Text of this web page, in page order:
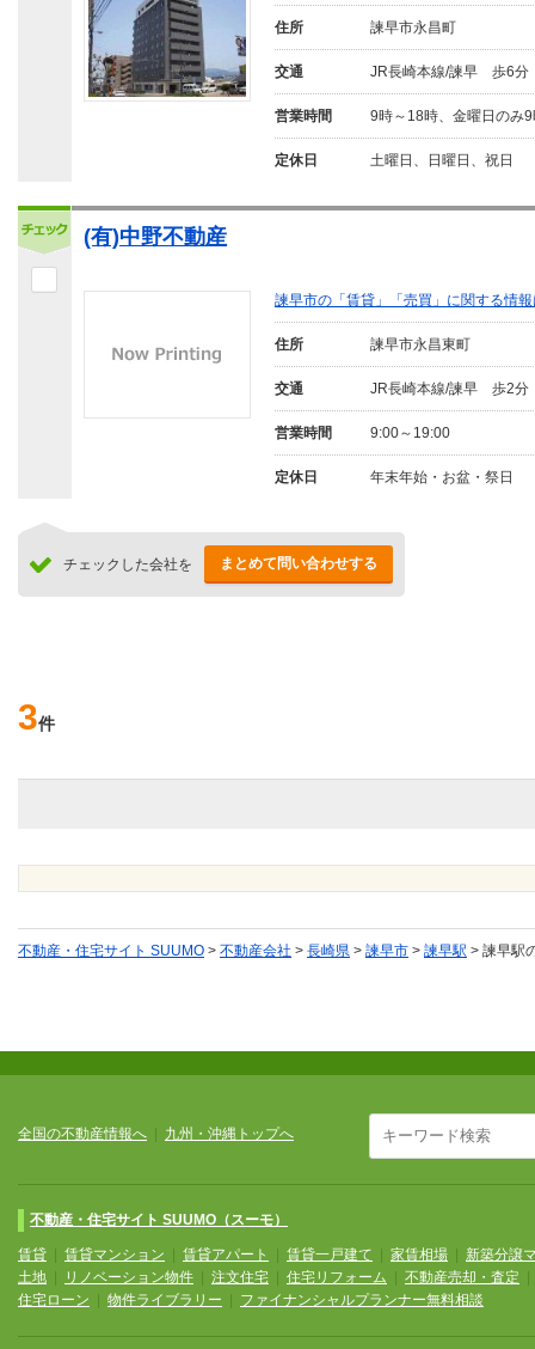
住所 諫早市永昌町
交通 JR長崎本線/諫早 歩6分
営業時間 9時～18時、金曜日のみ
定休日 土曜日、日曜日、祝日
(有)中野不動産
諫早市の「賃貸」「売買」に関する情
住所 諫早市永昌東町
交通 JR長崎本線/諫早 歩2分
営業時間 9:00～19:00
定休日 年末年始・お盆・祭日
チェックした会社を まとめて問い合わせする
3件
不動産・住宅サイト SUUMO > 不動産会社 > 長崎県 > 諫早市 > 諫早駅 > 諫早駅
全国の不動産情報へ 九州・沖縄トップへ
不動産・住宅サイト SUUMO（スーモ）
賃貸 賃貸マンション 賃貸アパート 賃貸一戸建て 家賃相場
新築分譲
土地
リノベーション物件 注文住宅 住宅リフォーム 不動産売却・査定
住宅ローン
物件ライブラリー ファイナンシャルプランナー無料相談